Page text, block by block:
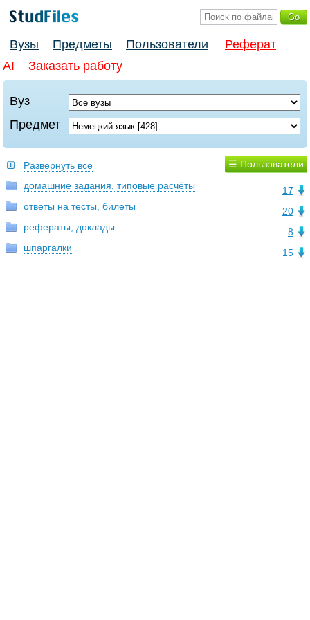
Вузы Предметы Пользователи
Реферат
AI
Заказать работу
Вуз
Предмет
☰ Пользователи
Развернуть все
17
домашние задания, типовые расчёты
20
ответы на тесты, билеты
8
рефераты, доклады
15
шпаргалки